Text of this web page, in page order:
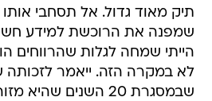
שמפנה את הרוכשת למידע
הייתי שמחה לגלות שהרווחים
לא במקרה הזה. ייאמר
שבמסגרת 20 השנים